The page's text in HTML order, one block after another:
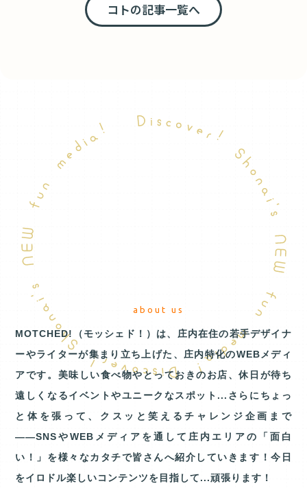
コトの記事一覧へ
about us
MOTCHED!（モッシェド！）は、庄内在住の若手デザイナ
ーやライターが集まり立ち上げた、庄内特化のWEBメディ
アです。美味しい食べ物やとっておきのお店、休日が待ち
遠しくなるイベントやユニークなスポット...さらにちょっ
と体を張って、クスッと笑えるチャレンジ企画まで
――SNSやWEBメディアを通して庄内エリアの「面白
い！」を様々なカタチで皆さんへ紹介していきます！今日
をイロドル楽しいコンテンツを目指して...頑張ります！